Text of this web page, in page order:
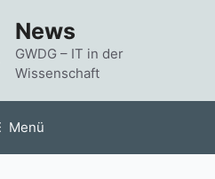
News
GWDG – IT in der
Wissenschaft
Menü